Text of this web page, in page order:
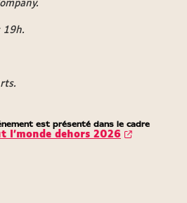
19h.
est présenté dans le cadre
l’monde dehors 2026